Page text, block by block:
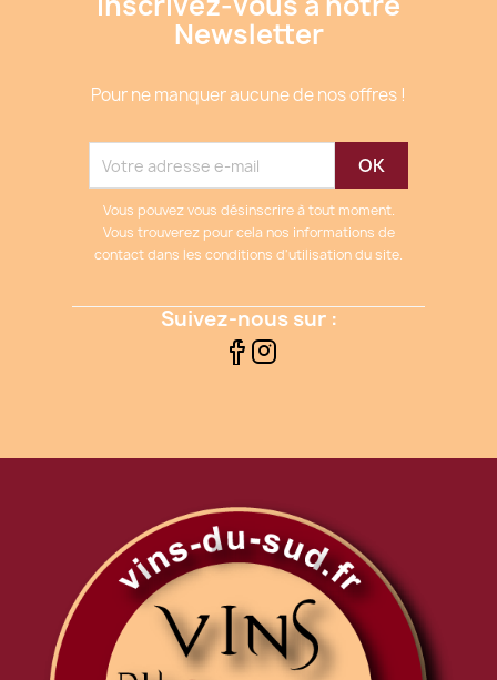
Newsletter
Pour ne manquer aucune de nos offres !
Vous pouvez vous désinscrire à tout moment.
Vous trouverez pour cela nos informations de
contact dans les conditions d'utilisation du site.
Suivez-nous sur :